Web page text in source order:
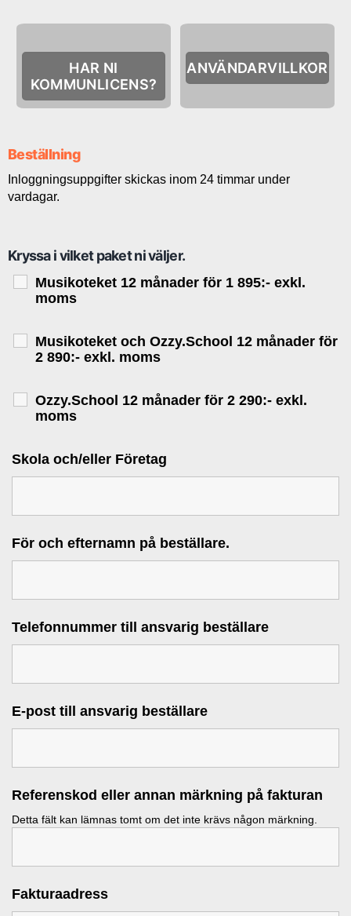
HAR NI
KOMMUNLICENS?
ANVÄNDARVILLKOR
Beställning
Inloggningsuppgifter skickas inom 24 timmar under
vardagar.
Kryssa i vilket paket ni väljer.
Musikoteket 12 månader för 1 895:- exkl.
moms
Musikoteket och Ozzy.School 12 månader för
2 890:- exkl. moms
Ozzy.School 12 månader för 2 290:- exkl.
moms
Skola och/eller Företag
För och efternamn på beställare.
Telefonnummer till ansvarig beställare
E-post till ansvarig beställare
Referenskod eller annan märkning på fakturan
Detta fält kan lämnas tomt om det inte krävs någon märkning.
Fakturaadress